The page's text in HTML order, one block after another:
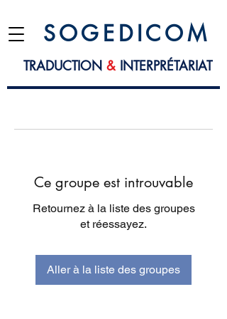
S O G E D I C O M
TRADUCTION &INTERPRÉTARIAT
Ce groupe est introuvable
Retournez à la liste des groupes
et réessayez.
Aller à la liste des groupes